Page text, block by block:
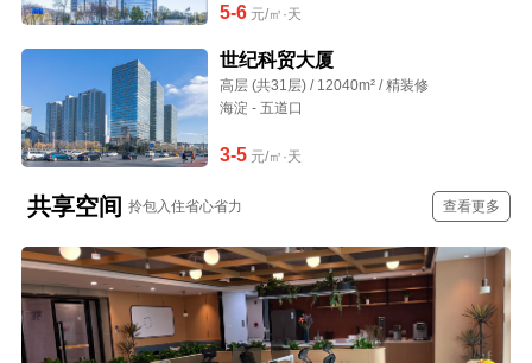
5-6元/㎡·天
世纪科贸大厦
高层 (共31层) / 12040m² / 精装修
海淀 - 五道口
3-5元/㎡·天
共享空间 拎包入住省心省力 查看更多